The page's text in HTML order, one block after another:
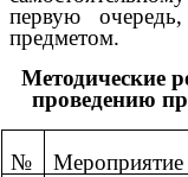
первую очередь,
предметом.
Методические
проведению
№ Мероприятие